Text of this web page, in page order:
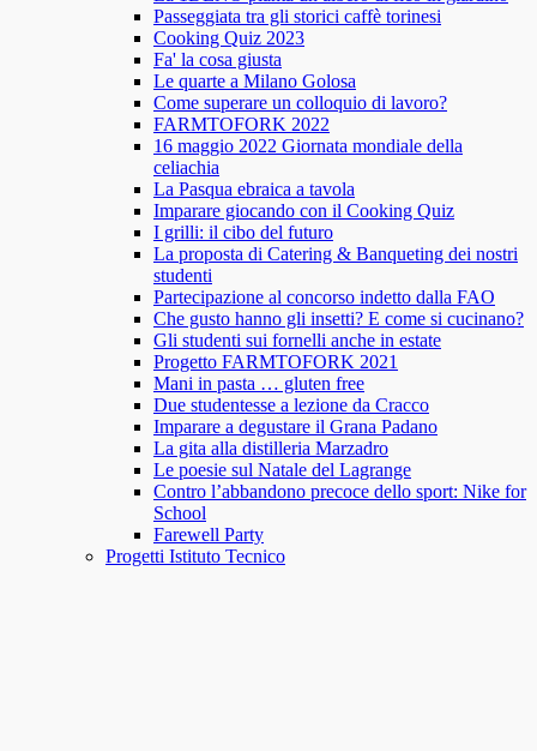
Passeggiata tra gli storici caffè torinesi
Cooking Quiz 2023
Fa' la cosa giusta
Le quarte a Milano Golosa
Come superare un colloquio di lavoro?
FARMTOFORK 2022
16 maggio 2022 Giornata mondiale della
celiachia
La Pasqua ebraica a tavola
Imparare giocando con il Cooking Quiz
I grilli: il cibo del futuro
La proposta di Catering & Banqueting dei nostri
studenti
Partecipazione al concorso indetto dalla FAO
Che gusto hanno gli insetti? E come si cucinano?
Gli studenti sui fornelli anche in estate
Progetto FARMTOFORK 2021
Mani in pasta … gluten free
Due studentesse a lezione da Cracco
Imparare a degustare il Grana Padano
La gita alla distilleria Marzadro
Le poesie sul Natale del Lagrange
Contro l’abbandono precoce dello sport: Nike for
School
Farewell Party
Progetti Istituto Tecnico